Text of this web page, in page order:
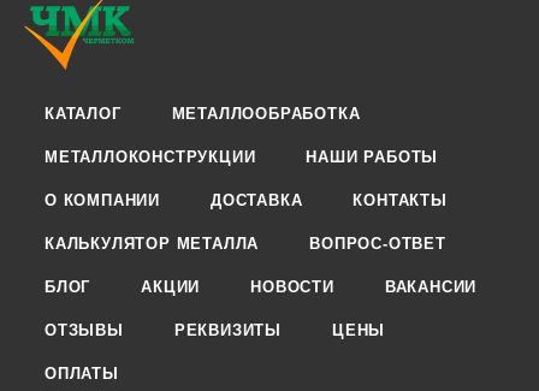
КАТАЛОГ МЕТАЛЛООБРАБОТКА
МЕТАЛЛОКОНСТРУКЦИИ НАШИ РАБОТЫ
О КОМПАНИИ ДОСТАВКА КОНТАКТЫ
КАЛЬКУЛЯТОР МЕТАЛЛА ВОПРОС-ОТВЕТ
БЛОГ АКЦИИ НОВОСТИ ВАКАНСИИ
ОТЗЫВЫ РЕКВИЗИТЫ ЦЕНЫ
ОПЛАТЫ